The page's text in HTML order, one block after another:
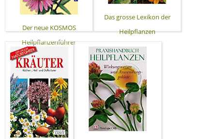
Der neue KOSMOS
Heilpflanzenführer
Das grosse Lexikon der
Heilpflanzen